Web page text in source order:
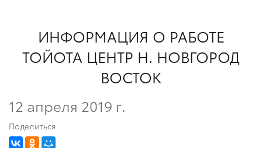
ИНФОРМАЦИЯ О РАБОТЕ
ТОЙОТА ЦЕНТР Н. НОВГОРОД
ВОСТОК
12 апреля 2019 г.
Поделиться